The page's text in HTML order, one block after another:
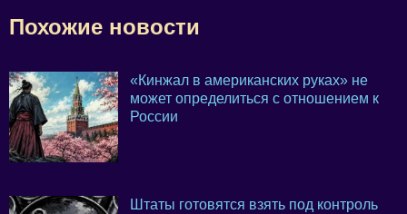
Похожие новости
«Кинжал в американских руках» не
может определиться с отношением к
России
Штаты готовятся взять под контроль